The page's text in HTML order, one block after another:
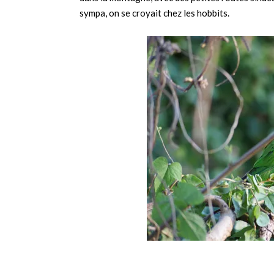
sympa, on se croyait chez les hobbits.